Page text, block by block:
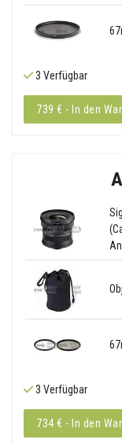
3 Verfügbar
739 € - In den
3 Verfügbar
734 € - In den